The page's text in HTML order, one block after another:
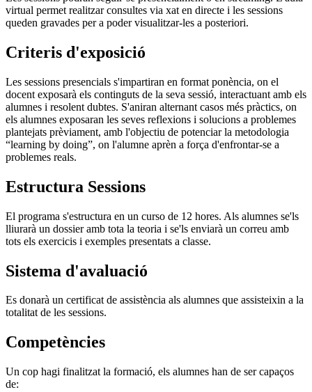
virtual permet realitzar consultes via xat en directe i les sessions
queden gravades per a poder visualitzar-les a posteriori.
Criteris d'exposició
Les sessions presencials s'impartiran en format ponència, on el
docent exposarà els continguts de la seva sessió, interactuant amb els
alumnes i resolent dubtes. S'aniran alternant casos més pràctics, on
els alumnes exposaran les seves reflexions i solucions a problemes
plantejats prèviament, amb l'objectiu de potenciar la metodologia
“learning by doing”, on l'alumne aprèn a força d'enfrontar-se a
problemes reals.
Estructura Sessions
El programa s'estructura en un curso de 12 hores. Als alumnes se'ls
lliurarà un dossier amb tota la teoria i se'ls enviarà un correu amb
tots els exercicis i exemples presentats a classe.
Sistema d'avaluació
Es donarà un certificat de assistència als alumnes que assisteixin a la
totalitat de les sessions.
Competències
Un cop hagi finalitzat la formació, els alumnes han de ser capaços
de: